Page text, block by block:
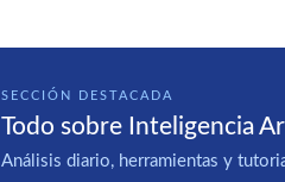
SECCIÓN DESTACADA
Todo sobre Inteligencia
Análisis diario, herramientas y